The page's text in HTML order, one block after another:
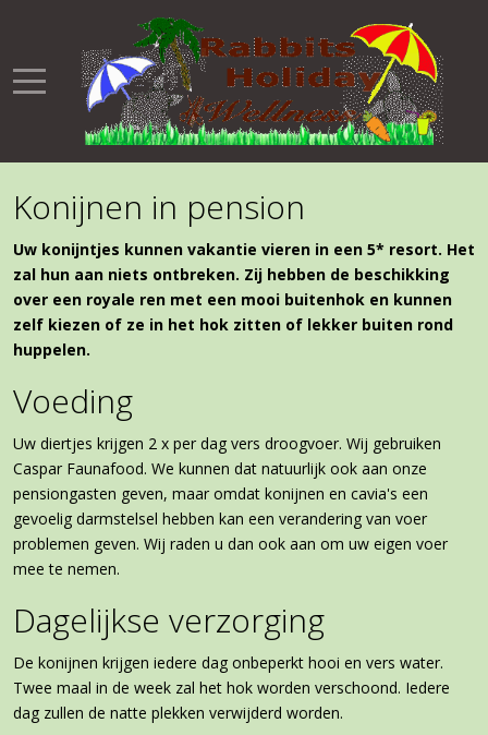
Konijnen in pension
Uw konijntjes kunnen vakantie vieren in een 5* resort. Het
zal hun aan niets ontbreken. Zij hebben de beschikking
over een royale ren met een mooi buitenhok en kunnen
zelf kiezen of ze in het hok zitten of lekker buiten rond
huppelen.
Voeding
Uw diertjes krijgen 2 x per dag vers droogvoer. Wij gebruiken
Caspar Faunafood. We kunnen dat natuurlijk ook aan onze
pensiongasten geven, maar omdat konijnen en cavia's een
gevoelig darmstelsel hebben kan een verandering van voer
problemen geven. Wij raden u dan ook aan om uw eigen voer
mee te nemen.
Dagelijkse verzorging
De konijnen krijgen iedere dag onbeperkt hooi en vers water.
Twee maal in de week zal het hok worden verschoond. Iedere
dag zullen de natte plekken verwijderd worden.